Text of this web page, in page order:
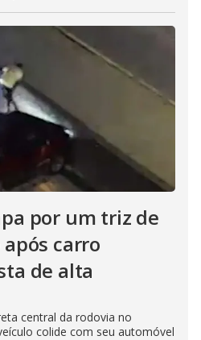
por um triz de
carro
de alta
central da rodovia no
colide com seu automóvel